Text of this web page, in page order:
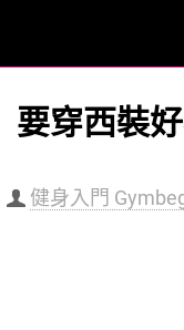
要穿西裝
健身入門